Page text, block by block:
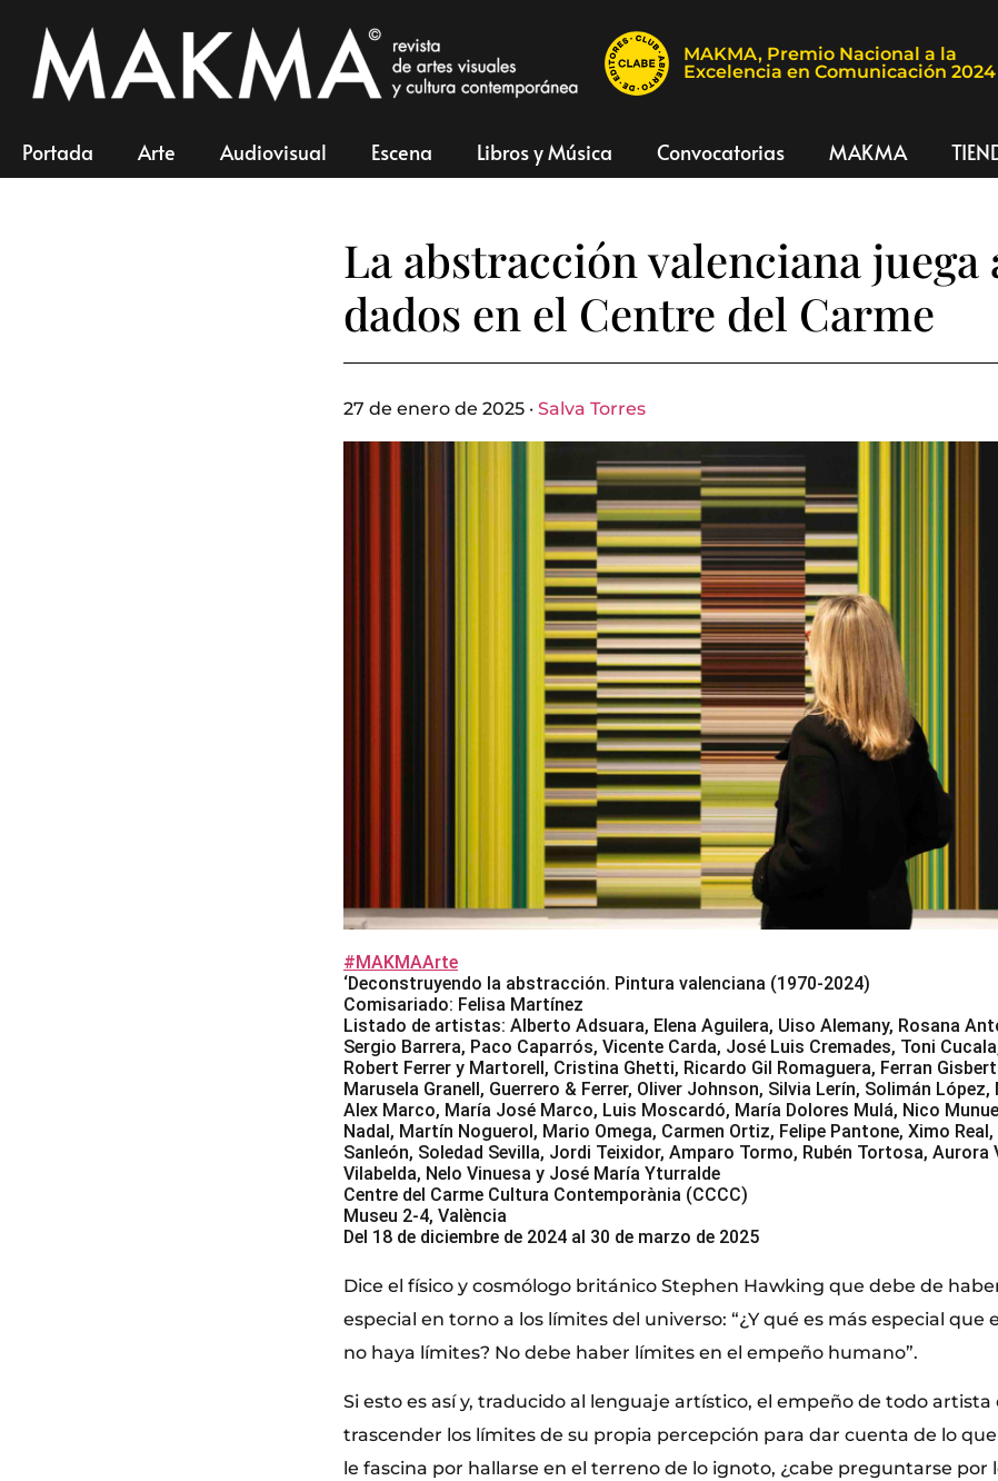
MAKMA, Premio Nacional a la
Excelencia en Comunicación 2024
Portada Arte Audiovisual Escena Libros y Música Convocatorias MAKMA
La abstracción valenciana juega
dados en el Centre del Carme
27 de enero de 2025 · Salva Torres
#MAKMAArte
‘Deconstruyendo la abstracción. Pintura valenciana (1970-2024)
Comisariado: Felisa Martínez
Listado de artistas: Alberto Adsuara, Elena Aguilera, Uiso Alemany, Rosana
Sergio Barrera, Paco Caparrós, Vicente Carda, José Luis Cremades, Toni
Robert Ferrer y Martorell, Cristina Ghetti, Ricardo Gil Romaguera, Ferran
Marusela Granell, Guerrero & Ferrer, Oliver Johnson, Silvia Lerín, Solimán
Alex Marco, María José Marco, Luis Moscardó, María Dolores Mulá, Nico
Nadal, Martín Noguerol, Mario Omega, Carmen Ortiz, Felipe Pantone, Ximo
Sanleón, Soledad Sevilla, Jordi Teixidor, Amparo Tormo, Rubén Tortosa, Aurora
Vilabelda, Nelo Vinuesa y José María Yturralde
Centre del Carme Cultura Contemporània (CCCC)
Museu 2-4, València
Del 18 de diciembre de 2024 al 30 de marzo de 2025
Dice el físico y cosmólogo británico Stephen Hawking que debe de
especial en torno a los límites del universo: “¿Y qué es más especial que
no haya límites? No debe haber límites en el empeño humano”.
Si esto es así y, traducido al lenguaje artístico, el empeño de todo
trascender los límites de su propia percepción para dar cuenta de lo
le fascina por hallarse en el terreno de lo ignoto, ¿cabe preguntarse por